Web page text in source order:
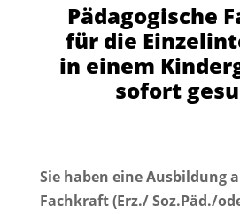
Pädagogische
für die
in einem
sofort
Sie haben eine Ausbildung
Fachkraft (Erz./ Soz.Päd./